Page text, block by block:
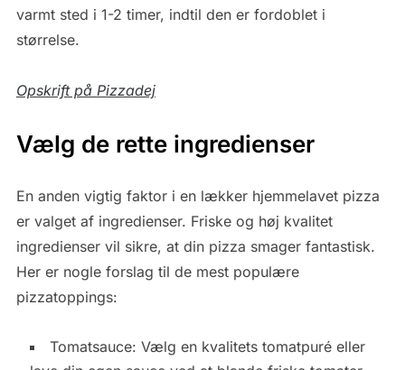
varmt sted i 1-2 timer, indtil den er fordoblet i
størrelse.
Opskrift på Pizzadej
Vælg de rette ingredienser
En anden vigtig faktor i en lækker hjemmelavet pizza
er valget af ingredienser. Friske og høj kvalitet
ingredienser vil sikre, at din pizza smager fantastisk.
Her er nogle forslag til de mest populære
pizzatoppings:
Tomatsauce: Vælg en kvalitets tomatpuré eller